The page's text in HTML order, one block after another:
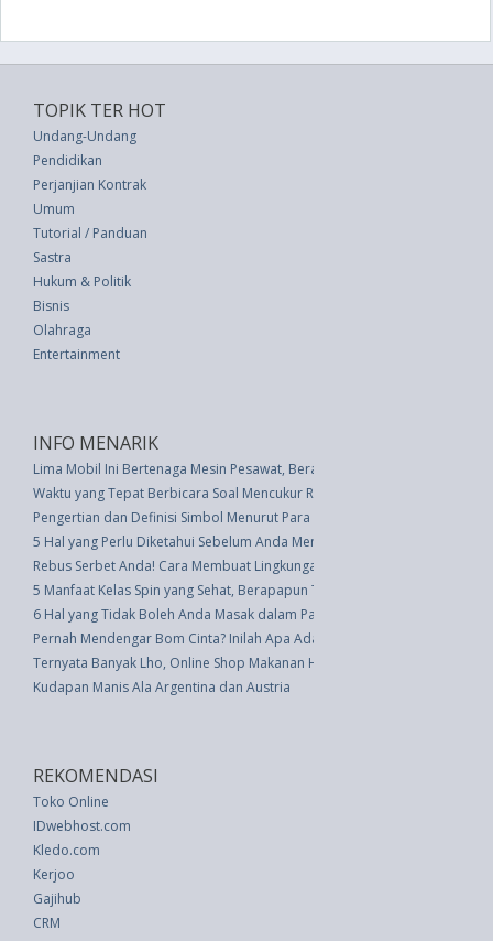
TOPIK TER HOT
Undang-Undang
Pendidikan
Perjanjian Kontrak
Umum
Tutorial / Panduan
Sastra
Hukum & Politik
Bisnis
Olahraga
Entertainment
INFO MENARIK
Lima Mobil Ini Bertenaga Mesin Pesawat, Berani Coba?
Waktu yang Tepat Berbicara Soal Mencukur Rambut dengan Anak-anak
Pengertian dan Definisi Simbol Menurut Para Ahli
5 Hal yang Perlu Diketahui Sebelum Anda Menyemprotkan Hama
Rebus Serbet Anda! Cara Membuat Lingkungan Lebih Bersih Ketimbang
5 Manfaat Kelas Spin yang Sehat, Berapapun Tingkat Kebugaran Anda
6 Hal yang Tidak Boleh Anda Masak dalam Panci Instan
Pernah Mendengar Bom Cinta? Inilah Apa Adanya!
Ternyata Banyak Lho, Online Shop Makanan Halal di Jepang
Kudapan Manis Ala Argentina dan Austria
REKOMENDASI
Toko Online
IDwebhost.com
Kledo.com
Kerjoo
Gajihub
CRM